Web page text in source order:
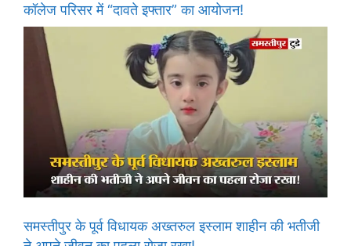
कॉलेज परिसर में “दावते इफ्तार” का आयोजन!
समस्तीपुर के पूर्व विधायक अख्तरुल इस्लाम शाहीन की भतीजी